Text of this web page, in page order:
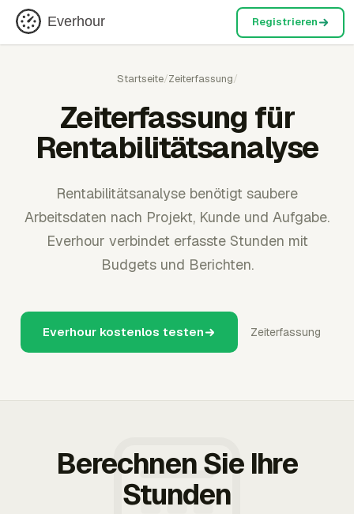
Everhour Registrieren
Startseite/Zeiterfassung/
Zeiterfassung für
Rentabilitätsanalyse
Rentabilitätsanalyse benötigt saubere
Arbeitsdaten nach Projekt, Kunde und Aufgabe.
Everhour verbindet erfasste Stunden mit
Budgets und Berichten.
Everhour kostenlos testen Zeiterfassung
Berechnen Sie Ihre
Stunden